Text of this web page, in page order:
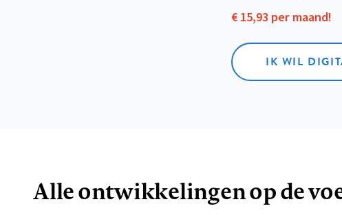
€ 15,93 per maand!
IK WIL
Alle ontwikkelingen op de